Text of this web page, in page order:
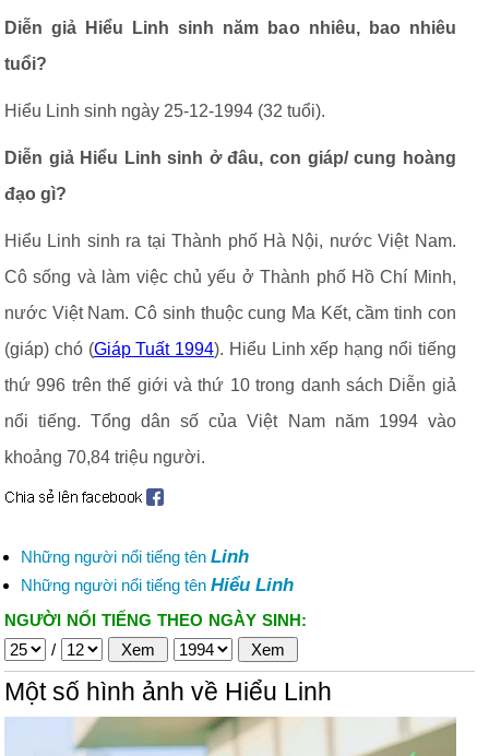
Diễn giả Hiểu Linh sinh năm bao nhiêu, bao nhiêu
tuổi?
Hiểu Linh sinh ngày 25-12-1994 (32 tuổi).
Diễn giả Hiểu Linh sinh ở đâu, con giáp/ cung hoàng
đạo gì?
Hiểu Linh sinh ra tại Thành phố Hà Nội, nước Việt Nam.
Cô sống và làm việc chủ yếu ở Thành phố Hồ Chí Minh,
nước Việt Nam. Cô sinh thuộc cung Ma Kết, cầm tinh con
(giáp) chó (Giáp Tuất 1994). Hiểu Linh xếp hạng nổi tiếng
thứ 996 trên thế giới và thứ 10 trong danh sách Diễn giả
nổi tiếng. Tổng dân số của Việt Nam năm 1994 vào
khoảng 70,84 triệu người.
Những người nổi tiếng tên Linh
Những người nổi tiếng tên Hiểu Linh
NGƯỜI NỔI TIẾNG THEO NGÀY SINH:
/
Một số hình ảnh về Hiểu Linh